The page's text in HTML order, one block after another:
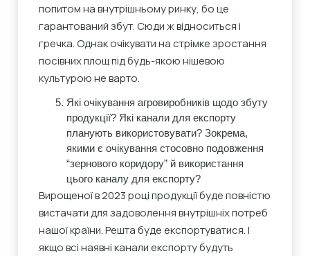
попитом на внутрішньому ринку, бо це
гарантований збут. Сюди ж відноситься і
гречка. Однак очікувати на стрімке зростання
посівних площ під будь-якою нішевою
культурою не варто.
Які очікування агровиробників щодо збуту
продукції? Які канали для експорту
планують використовувати? Зокрема,
якими є очікування стосовно подовження
“зернового коридору” й використання
цього каналу для експорту?
Вирощеної в 2023 році продукції буде повністю
вистачати для задоволення внутрішніх потреб
нашої країни. Решта буде експортуватися. І
якщо всі наявні канали експорту будуть